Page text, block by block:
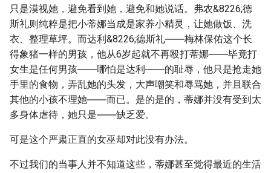
只是漠视她，避免看到她，避免和她说话。弗农&8226;德
斯礼则纯粹是把小蒂娜当成是家养小精灵，让她做饭、洗
衣、整理草坪。而达利&8226;德斯礼――梅林保佑这个长
得象猪一样的男孩，他从6岁起就不再殴打蒂娜――毕竟打
女生是任何男孩――哪怕是达利――的耻辱，他只是抢走她
手里的食物，弄乱她的头发，大声嘲笑和辱骂她，并且联合
其他的小孩不理她――而已。是的是的，蒂娜并没有受到太
多身体虐待，她只是――缺乏爱。
可是这个严肃正直的女巫却对此没有办法。
不过我们的当事人并不知道这些，蒂娜甚至觉得最近的生活